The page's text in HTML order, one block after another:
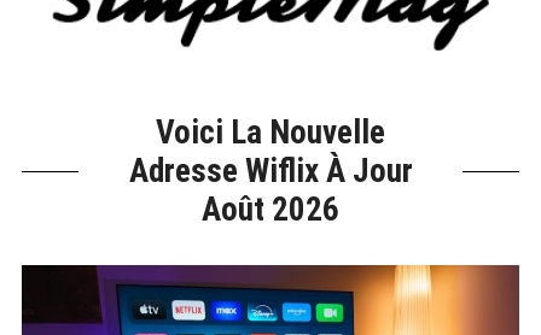
Voici La Nouvelle
Adresse Wiflix À Jour
Août 2026